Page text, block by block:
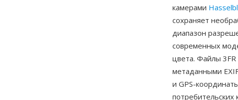
камерами
сохраняет
диапазон
современных
цвета. Файлы
метаданными
и GPS-